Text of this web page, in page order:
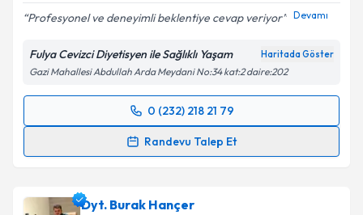
Metni'ni okudum ve kişisel verilerimin belirtilen
kapsamda işlenmesini kabul ediyorum.
Takvim Talebini Gönder
Profesyonel ve deneyimli beklentiye cevap veriyor Devamı
Fulya Cevizci Diyetisyen ile Sağlıklı Yaşam Haritada Göster
Gazi Mahallesi Abdullah Arda Meydani No:34 kat:2 daire:202
0 (232) 218 21 79
Randevu Talep Et
Randevu Takvimi Talebi
takvim hazırlandığında e-posta ile bilgilendireceğiz.
Dyt. Burak Hançer